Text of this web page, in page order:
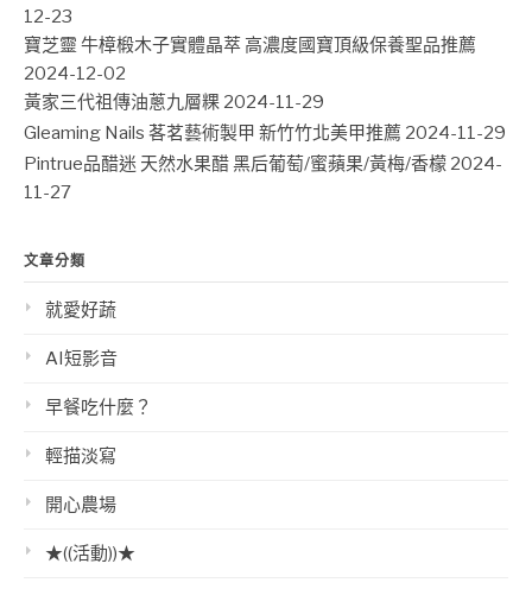
12-23
寶芝靈 牛樟椴木子實體晶萃 高濃度國寶頂級保養聖品推薦
2024-12-02
黃家三代祖傳油蔥九層粿 2024-11-29
Gleaming Nails 茖茗藝術製甲 新竹竹北美甲推薦 2024-11-29
Pintrue品醋迷 天然水果醋 黑后葡萄/蜜蘋果/黃梅/香檬 2024-
11-27
文章分類
就愛好蔬
AI短影音
早餐吃什麼？
輕描淡寫
開心農場
★((活動))★